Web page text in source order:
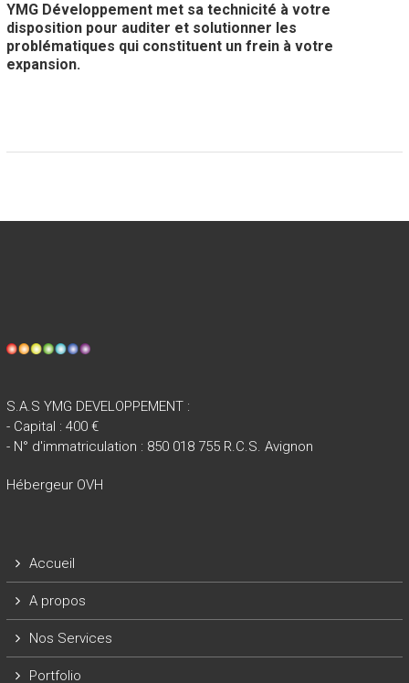
YMG Développement met sa technicité à votre
disposition pour auditer et solutionner les
problématiques qui constituent un frein à votre
expansion.
S.A.S YMG DEVELOPPEMENT :
- Capital : 400 €
- N° d'immatriculation : 850 018 755 R.C.S. Avignon
Hébergeur OVH
Accueil
A propos
Nos Services
Portfolio